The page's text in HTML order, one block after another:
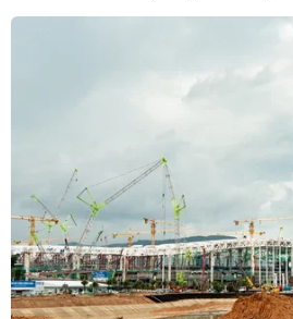
CƠ QUAN CHỦ QUẢN: THÔNG TẤN XÃ VIỆT NAM
Tổng Biên tập: TRẦN TIẾN DUẨN
Phó Tổng Biên tập: NGUYỄN THỊ